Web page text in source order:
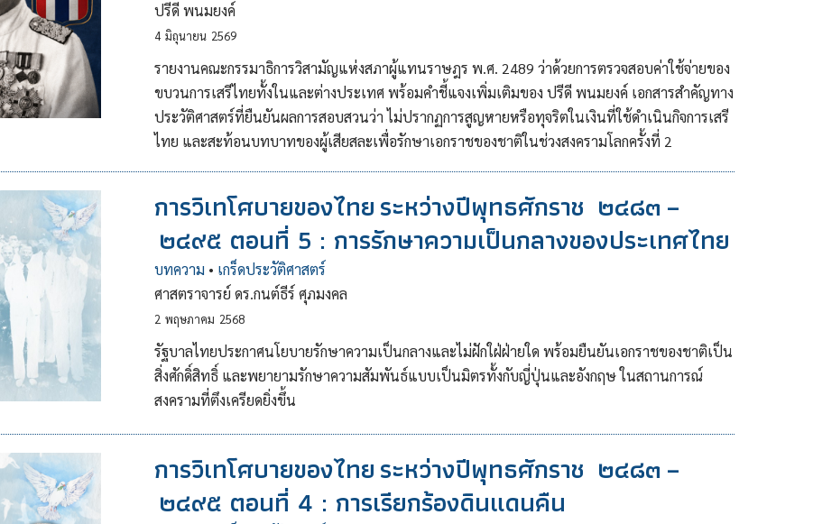
ปรีดี พนมยงค์
4 มิถุนายน 2569
รายงานคณะกรรมาธิการวิสามัญแห่งสภาผู้แทนราษฎร พ.ศ. 2489 ว่าด้วยการตรวจสอบค่าใช้จ่ายของ
ขบวนการเสรีไทยทั้งในและต่างประเทศ พร้อมคำชี้แจงเพิ่มเติมของ ปรีดี พนมยงค์ เอกสารสำคัญทาง
ประวัติศาสตร์ที่ยืนยันผลการสอบสวนว่า ไม่ปรากฏการสูญหายหรือทุจริตในเงินที่ใช้ดำเนินกิจการเสรี
ไทย และสะท้อนบทบาทของผู้เสียสละเพื่อรักษาเอกราชของชาติในช่วงสงครามโลกครั้งที่ 2
การวิเทโศบายของไทย ระหว่างปีพุทธศักราช ๒๔๘๓ –
๒๔๙๕ ตอนที่ 5 : การรักษาความเป็นกลางของประเทศไทย
บทความ • เกร็ดประวัติศาสตร์
ศาสตราจารย์ ดร.กนต์ธีร์ ศุภมงคล
2 พฤษภาคม 2568
รัฐบาลไทยประกาศนโยบายรักษาความเป็นกลางและไม่ฝักใฝ่ฝ่ายใด พร้อมยืนยันเอกราชของชาติเป็น
สิ่งศักดิ์สิทธิ์ และพยายามรักษาความสัมพันธ์แบบเป็นมิตรทั้งกับญี่ปุ่นและอังกฤษ ในสถานการณ์
สงครามที่ตึงเครียดยิ่งขึ้น
การวิเทโศบายของไทย ระหว่างปีพุทธศักราช ๒๔๘๓ –
๒๔๙๕ ตอนที่ 4 : การเรียกร้องดินแดนคืน